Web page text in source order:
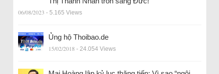
06/08/2023 - 5.165 Views
Ủng hộ Thoibao.de
15/02/2018 - 24.054 Views